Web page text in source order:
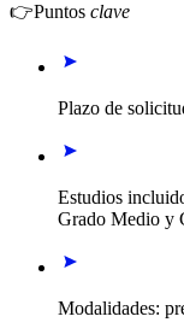
👉Puntos clave
Plazo de
Estudios
Grado Medio y
Modalidades: